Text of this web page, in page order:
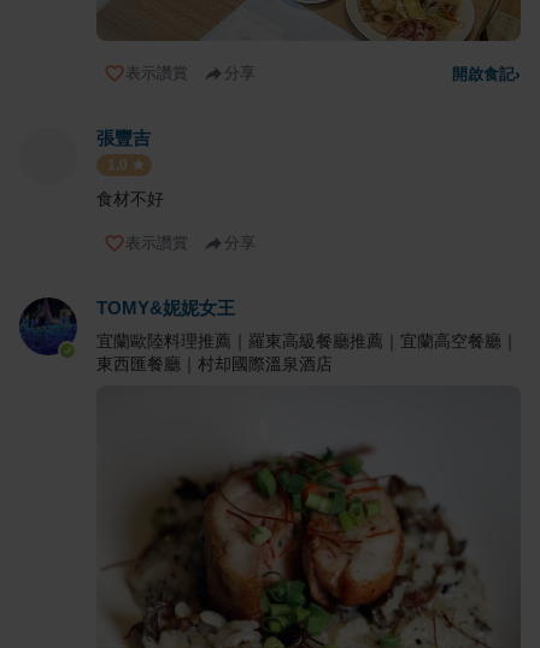
表示讚賞 分享 開啟食記›
張豐吉
1.0
食材不好
表示讚賞 分享
TOMY&妮妮女王
宜蘭歐陸料理推薦｜羅東高級餐廳推薦｜宜蘭高空餐廳｜
東西匯餐廳｜村却國際溫泉酒店